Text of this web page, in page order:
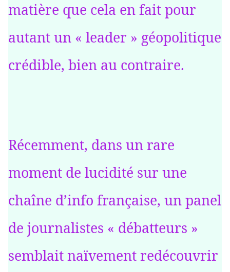
matière que cela en fait pour
autant un « leader » géopolitique
crédible, bien au contraire.
Récemment, dans un rare
moment de lucidité sur une
chaîne d’info française, un panel
de journalistes « débatteurs »
semblait naïvement redécouvrir